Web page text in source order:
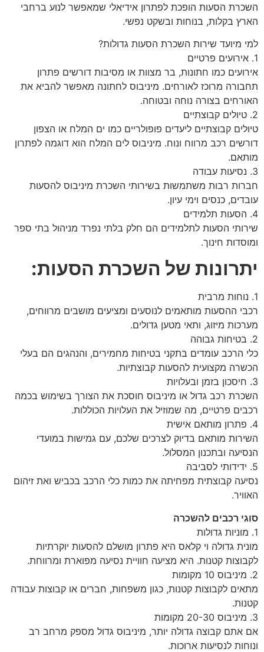
השכרת הסעות הופכת לפתרון אידיאלי שמאפשר לנוע ברחבי
הארץ בקלות, בנוחות ובשקט נפשי.
למי מיועד שירות השכרת הסעות גדולות?
1. אירועים פרטיים
אירועים כמו חתונות, בר מצוות או מסיבות דורשים פתרון
תחבורה מרוכז לאורחים. מיניבוס לחתונה מאפשר להביא את
האורחים בצורה נוחה ובטוחה.
2. טיולים קבוצתיים
טיולים קבוצתיים ליעדים פופולריים כמו ים המלח או הצפון
דורשים רכב מרווח ונוח. מיניבוס לים המלח הוא דוגמה לפתרון
מותאם.
3. נסיעות עבודה
חברות רבות משתמשות בשירותי השכרת מיניבוס להסעות
עובדים, כנסים וימי עיון.
4. הסעות תלמידים
שירותי הסעות לתלמידים הם חלק בלתי נפרד מניהול בתי ספר
ומוסדות חינוך.
יתרונות של השכרת הסעות:
1. נוחות מרבית
רכבי ההסעות מותאמים לנוסעים ומציעים מושבים מרווחים,
מערכות מיזוג, ותאי מטען גדולים.
2. בטיחות גבוהה
כלי הרכב עומדים בתקני בטיחות מחמירים, והנהגים הם בעלי
הכשרה מקצועית להסעות קבוצתיות.
3. חיסכון בזמן ובעלויות
השכרת רכב גדול או מיניבוס חוסכת את הצורך בשימוש בכמה
רכבים פרטיים, מה שמוזיל את העלויות הכוללות.
4. פתרון מותאם אישית
השירות מותאם בדיוק לצרכים שלכם, עם גמישות במועדי
הנסיעה ובתכנון המסלול.
5. ידידותי לסביבה
נסיעה קבוצתית מפחיתה את כמות כלי הרכב בכביש ואת זיהום
האוויר.
סוגי רכבים להשכרה
1. מוניות גדולות
מונית גדולה וי קלאס היא פתרון מושלם להסעות יוקרתיות
לקבוצות קטנות. היא מציעה חוויית נסיעה מפוארת ומרווחת.
2. מיניבוס 10 מקומות
מתאים לקבוצות קטנות, כגון משפחות, חברים או קבוצות עבודה
קטנות.
3. מיניבוס 20-30 מקומות
אם אתם קבוצה גדולה יותר, מיניבוס גדול מספק מרחב רב
ונוחות לנסיעות ארוכות.